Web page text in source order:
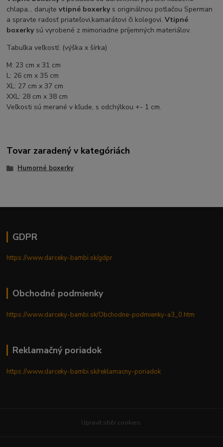
chlapa... darujtevtipné boxerkys originálnou potlačou Sperman
a spravte radosť priateľovi,kamarátovi či kolegovi.Vtipné
boxerkysú vyrobené z mimoriadne príjemných materiálov.
Tabuľka veľkostí: (výška x šírka)
M: 23 cm x 31 cm
L: 26 cm x 35 cm
XL: 27 cm x 37 cm
XXL: 28 cm x 38 cm
Veľkosti sú merané v kľude, s odchýlkou +- 1 cm.
Tovar zaradený v kategóriách
Humorné boxerky
GDPR
https://www.darceky-bambi.sk/gdpr
Obchodné podmienky
https://www.darceky-bambi.sk/Obchodne-podmienky-a3_0.htm
Reklamačný poriadok
https://www.darceky-bambi.sk/reklamacny-poriadok
Upravit sběr cookies.